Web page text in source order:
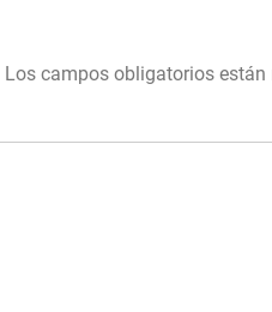
Los campos obligatorios